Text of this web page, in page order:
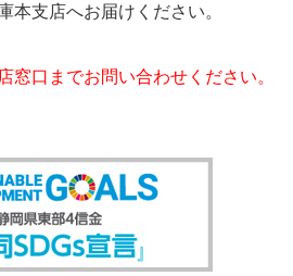
本支店へお届けください。
口までお問い合わせください。